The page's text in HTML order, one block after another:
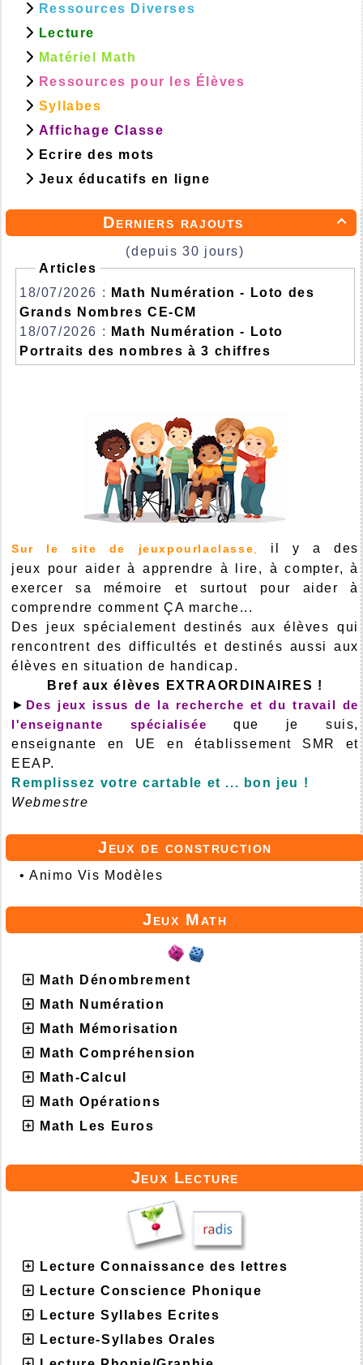

Derniers rajouts
(depuis 30 jours)
Articles
18/07/2026 :
Math Numération - Loto des
Grands Nombres CE-CM
18/07/2026 :
Math Numération - Loto
Portraits des nombres à 3 chiffres
Sur le site de jeuxpourlaclasse
il y a des
jeux pour aider à apprendre à lire, à compter, à
exercer sa mémoire et surtout pour aider à
comprendre comment ÇA marche...
Des jeux spécialement destinés aux élèves qui
rencontrent des difficultés et destinés aussi aux
élèves en situation de handicap.
Bref aux élèves EXTRAORDINAIRES !
► Des jeux issus de la recherche et du travail de
l'enseignante spécialisée que je suis,
enseignante en UE en établissement SMR et
EEAP.
Remplissez votre cartable et ... bon jeu !
Webmestre
Jeux de construction
•Animo Vis Modèles
Jeux Math
Math Dénombrement
Math Numération
Math Mémorisation
Math Compréhension
Math-Calcul
Math Opérations
Math Les Euros
Jeux Lecture
Lecture Connaissance des lettres
Lecture Conscience Phonique
Lecture Syllabes Ecrites
Lecture-Syllabes Orales
Ressources Diverses
Lecture
Matériel Math
Ressources pour les Élèves
Syllabes
Affichage Classe
Ecrire des mots
Jeux éducatifs en ligne